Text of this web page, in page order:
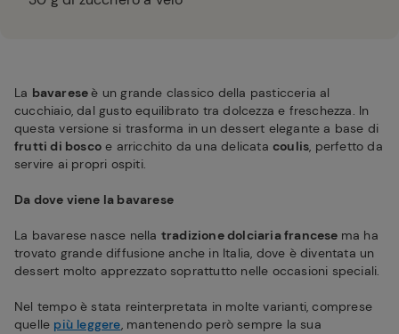
La bavareseè un grande classico della pasticceria al
cucchiaio, dal gusto equilibrato tra dolcezza e freschezza. In
questa versione si trasforma in un dessert elegante a base di
frutti di bosco e arricchito da una delicata coulis, perfetto da
servire ai propri ospiti.
Da dove viene la bavarese
La bavarese nasce nella tradizione dolciaria francese ma ha
trovato grande diffusione anche in Italia, dove è diventata un
dessert molto apprezzato soprattutto nelle occasioni speciali.
Nel tempo è stata reinterpretata in molte varianti, comprese
quelle più leggere, mantenendo però sempre la sua